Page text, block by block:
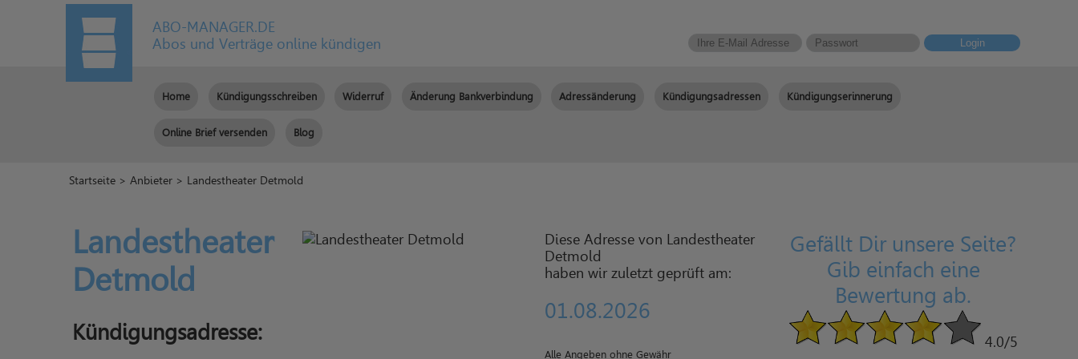
ABO-MANAGER.DE
Abos und Verträge online kündigen
Login
Home Kündigungsschreiben Widerruf Änderung Bankverbindung Adressänderung Kündigungsadressen Kündigungserinnerung
Online Brief versenden Blog
Startseite >Anbieter > Landestheater Detmold
Landestheater
Detmold
Kündigungsadresse:
Diese Adresse von Landestheater
Detmold
haben wir zuletzt geprüft am:
01.08.2026
Alle Angeben ohne Gewähr
Gefällt Dir unsere Seite?
Gib einfach eine
Bewertung ab.
4.0/5